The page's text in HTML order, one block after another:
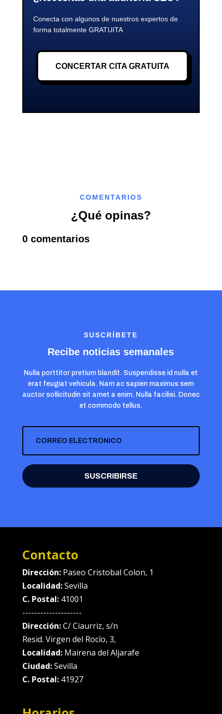
Conecta con algunos de nuestros expertos de
forma totalmente GRATUITA
CONCERTAR CITA GRATUITA
COMENTARIOS
¿Qué opinas?
0 comentarios
SUSCRÍBETE
Recibe noticias semanales
Nulla porttitor pretium blandit. Suspendisse id nulla et
erat feugiat vehicula. Nam ac sapien maximus sem
auctor sollicitudin sit amet a enim. Nulla facilisi. Donec
et commodo tellus.
SUSCRIBIRSE
Contacto
Dirección: Paseo Cristobal Colon, 1
Localidad:Sevilla
C. Postal:41001
--------------------
Dirección:C/ Ciaurriz, s/n
Resid. Virgen del Rocío, 3,
Localidad:Mairena del Aljarafe
Ciudad:Sevilla
C. Postal:41927